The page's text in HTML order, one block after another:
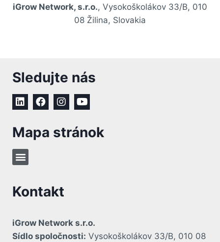
iGrow Network, s.r.o., Vysokoškolákov 33/B, 010
08 Žilina, Slovakia
Sledujte nás
Mapa stránok
Kontakt
iGrow Network s.r.o.
Sídlo spoločnosti: Vysokoškolákov 33/B, 010 08